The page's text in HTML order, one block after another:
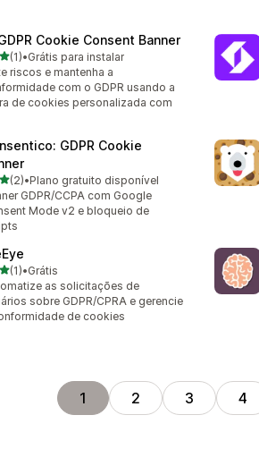
Cookie Consent Banner
de 5 estrelas
(1) ao todo
•Grátis para instalar
riscos e mantenha a
com o GDPR usando a
de cookies personalizada com
GDPR Cookie
de 5 estrelas
(2) ao todo
•Plano gratuito disponível
GDPR/CCPA com Google
Mode v2 e bloqueio de
de 5 estrelas
(1) ao todo
•Grátis
as solicitações de
sobre GDPR/CPRA e gerencie
de cookies
1 2 3 4